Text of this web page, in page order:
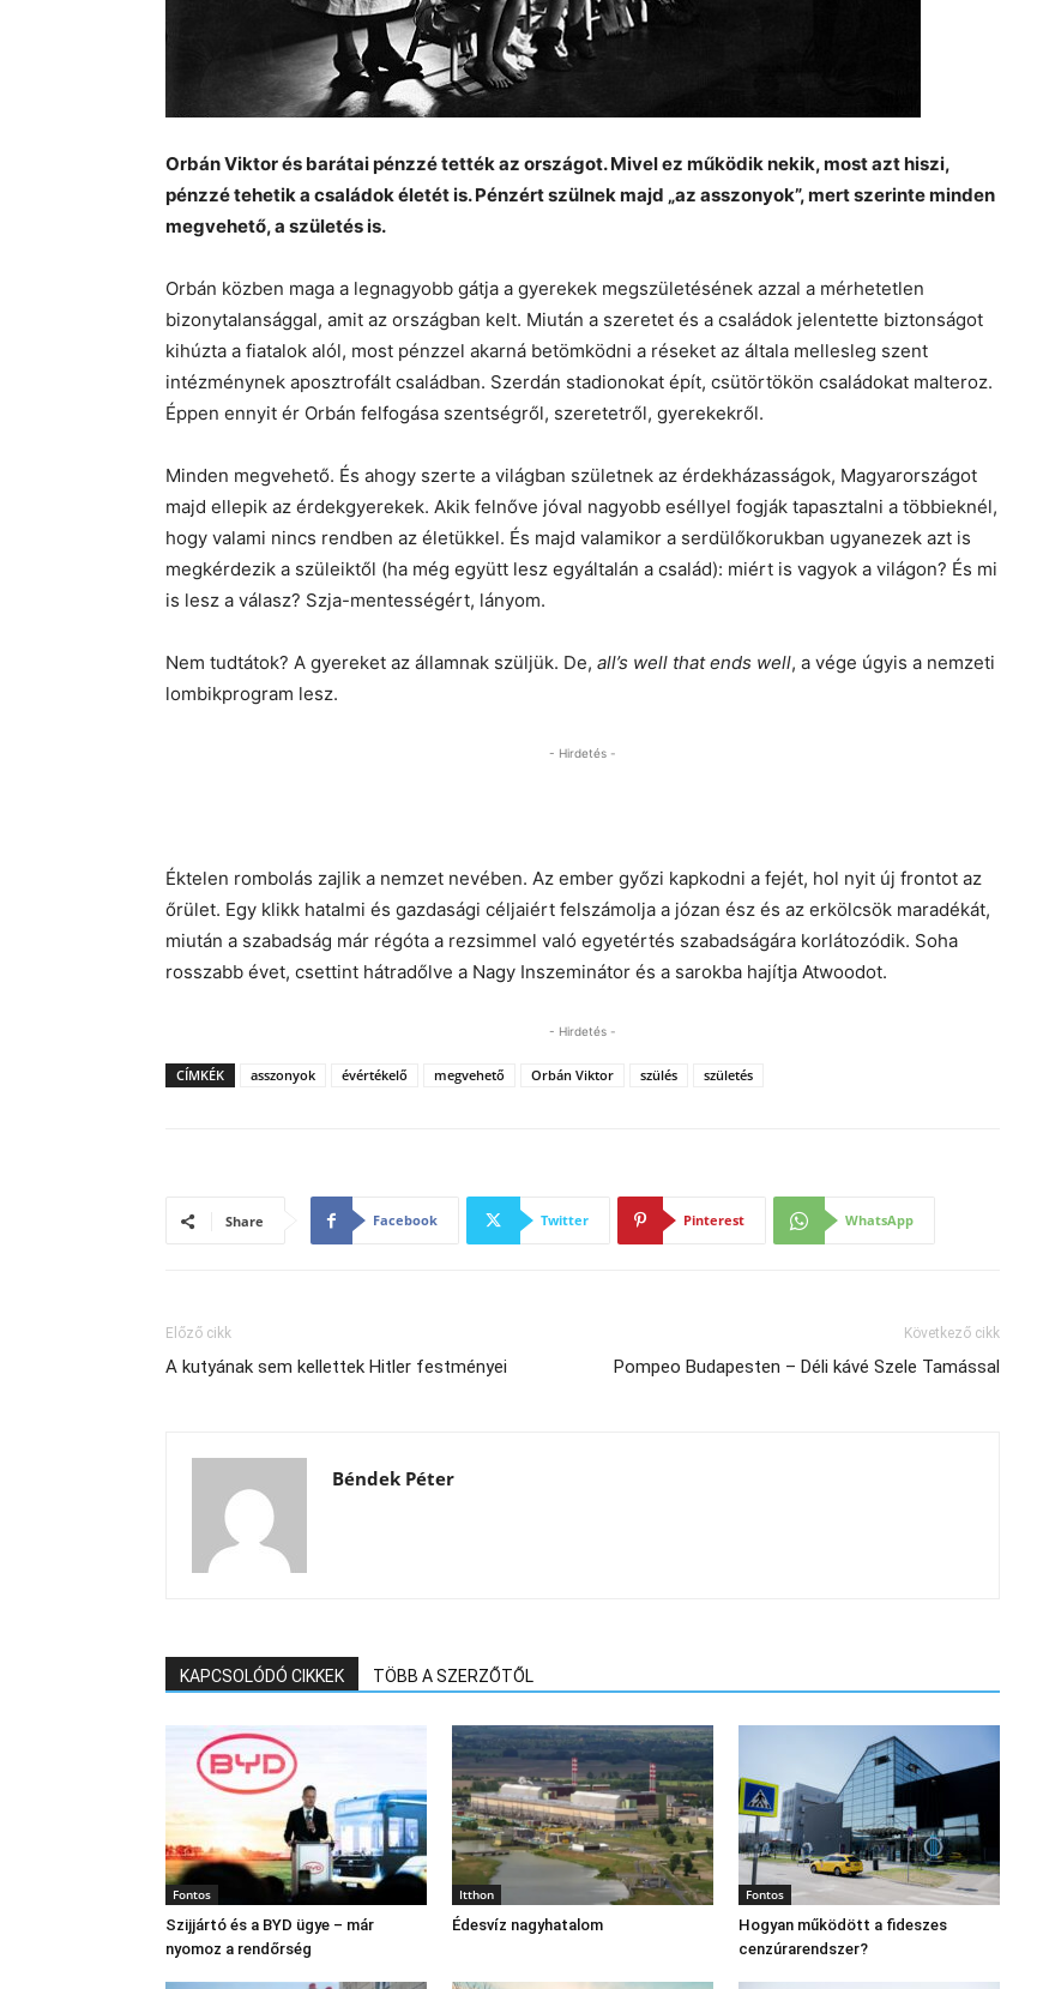
Orbán Viktor és barátai pénzzé tették az országot. Mivel ez működik nekik, most azt hiszi,
pénzzé tehetik a családok életét is. Pénzért szülnek majd „az asszonyok”, mert szerinte minden
megvehető, a születés is.
Orbán közben maga a legnagyobb gátja a gyerekek megszületésének azzal a mérhetetlen
bizonytalansággal, amit az országban kelt. Miután a szeretet és a családok jelentette biztonságot
kihúzta a fiatalok alól, most pénzzel akarná betömködni a réseket az általa mellesleg szent
intézménynek aposztrofált családban. Szerdán stadionokat épít, csütörtökön családokat malteroz.
Éppen ennyit ér Orbán felfogása szentségről, szeretetről, gyerekekről.
Minden megvehető. És ahogy szerte a világban születnek az érdekházasságok, Magyarországot
majd ellepik az érdekgyerekek. Akik felnőve jóval nagyobb eséllyel fogják tapasztalni a többieknél,
hogy valami nincs rendben az életükkel. És majd valamikor a serdülőkorukban ugyanezek azt is
megkérdezik a szüleiktől (ha még együtt lesz egyáltalán a család): miért is vagyok a világon? És mi
is lesz a válasz? Szja-mentességért, lányom.
Nem tudtátok? A gyereket az államnak szüljük. De, all’s well that ends well, a vége úgyis a nemzeti
lombikprogram lesz.
- Hirdetés -
Éktelen rombolás zajlik a nemzet nevében. Az ember győzi kapkodni a fejét, hol nyit új frontot az
őrület. Egy klikk hatalmi és gazdasági céljaiért felszámolja a józan ész és az erkölcsök maradékát,
miután a szabadság már régóta a rezsimmel való egyetértés szabadságára korlátozódik. Soha
rosszabb évet, csettint hátradőlve a Nagy Inszeminátor és a sarokba hajítja Atwoodot.
- Hirdetés -
CÍMKÉK asszonyok évértékelő megvehető Orbán Viktor szülés születés
Share Facebook Twitter Pinterest WhatsApp
Előző cikk
A kutyának sem kellettek Hitler festményei
Következő cikk
Pompeo Budapesten – Déli kávé Szele Tamással
Béndek Péter
KAPCSOLÓDÓ CIKKEK TÖBB A SZERZŐTŐL
Fontos
Szijjártó és a BYD ügye – már
nyomoz a rendőrség
Itthon
Édesvíz nagyhatalom
Fontos
Hogyan működött a fideszes
cenzúrarendszer?